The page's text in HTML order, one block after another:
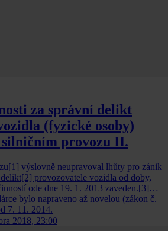
za správní delikt
(fyzické osoby)
silničním provozu II.
výslovně neupravoval lhůty pro zánik
provozovatele vozidla od doby,
ode dne 19. 1. 2013 zaveden.[3]
bylo napraveno až novelou (zákon č.
7. 11. 2014.
2018, 23:00